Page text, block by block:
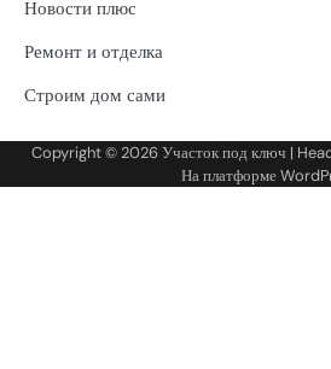
Новости плюс
Ремонт и отделка
Строим дом сами
Copyright © 2026Участок под ключ |
На платформе